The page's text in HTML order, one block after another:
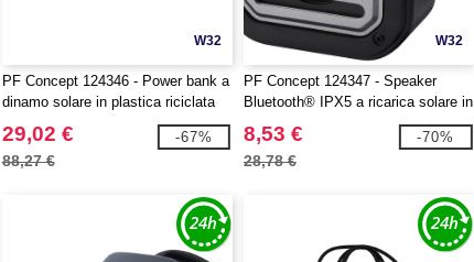
W32
PF Concept 124346 - Power bank a
dinamo solare in plastica riciclata
RCS da 10.000 mAh Soldy
29,02 €
88,27 €
-67%
W32
PF Concept 124347 - Speaker
Bluetooth® IPX5 a ricarica solare in
plastica riciclata RCS da 3 W con
moschettone Solo
8,53 €
28,78 €
-70%